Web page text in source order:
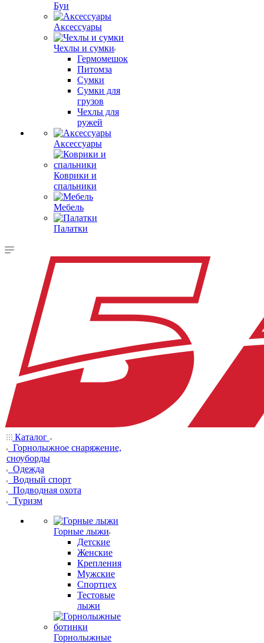
Буи
Аксессуары
Чехлы и сумки
Гермомешок
Питомза
Сумки
Сумки для
грузов
Чехлы для
ружей
Аксессуары
Коврики и
спальники
Мебель
Палатки
Каталог
Горнолыжное снаряжение,
сноуборды
Одежда
Водный спорт
Подводная охота
Туризм
Горные лыжи
Детские
Женские
Крепления
Мужские
Спортцех
Тестовые
лыжи
Горнолыжные